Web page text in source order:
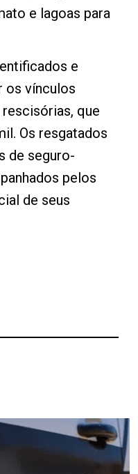
e lagoas para
e
os vínculos
que
Os resgatados
de seguro-
pelos
de seus